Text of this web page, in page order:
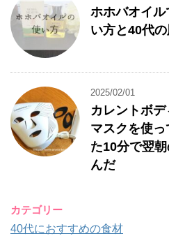
ホホバオイ
い方と40代
2025/02/01
カレントボ
マスクを使
た10分で翌
んだ
カテゴリー
40代におすすめの食材